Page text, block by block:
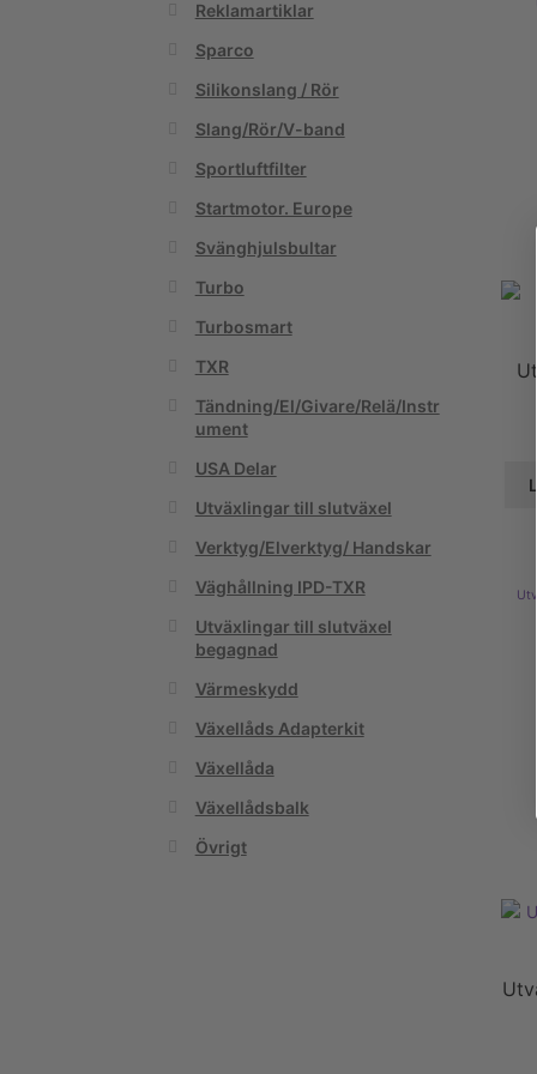
Reklamartiklar
Sparco
Silikonslang / Rör
Slang/Rör/V-band
Sportluftfilter
Startmotor. Europe
Svänghjulsbultar
Turbo
Turbosmart
TXR
Tändning/El/Givare/Relä/Instr
ument
USA Delar
Utväxlingar till slutväxel
Verktyg/Elverktyg/ Handskar
Väghållning IPD-TXR
Utväxlingar till slutväxel
begagnad
Värmeskydd
Växellåds Adapterkit
Växellåda
Växellådsbalk
Övrigt